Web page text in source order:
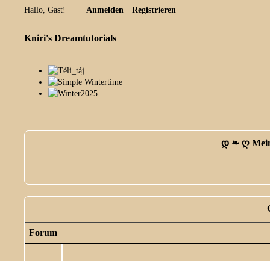
Hallo, Gast! Anmelden Registrieren
Kniri's Dreamtutorials
დ ❧ ღ
Forum